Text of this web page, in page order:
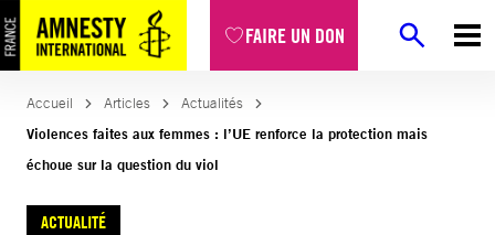
FAIRE UN DON
Aller
au
contenu
Accueil Articles
Actualités
Violences faites aux femmes : l’UE renforce la protection mais
échoue sur la question du viol
ACTUALITÉ